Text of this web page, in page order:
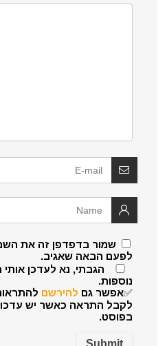
שמור בדפדפן זה את
לפעם הבאה שאגיב.
הגבתי, נא לעדכן אותי
נוספות.
✅אפשר גם להירשם
לקבל התראה כאשר יש
בפוסט.